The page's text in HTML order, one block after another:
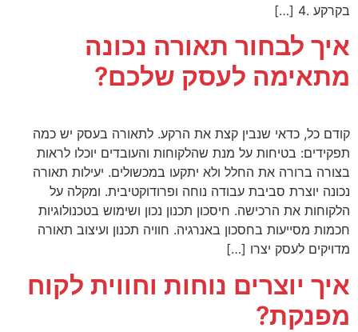
בקרקע .4 […]
איך לבחור תאורה נכונה
מתאימה לעסק שלכם?
קודם כל, כדאי שנבין קצת את הרקע. לתאורה בעסק יש כמה
תפקידים: בטיחות על מנת שהלקוחות והעובדים יוכלו לראות
בצורה ברורה את החלל ולא יתקעו במכשולים. יעילות תאורה
נכונה יוצרת סביבת עבודה נוחה ופרודוקטיבית. ומקלה על
הלקוחות את הרכישה. חיסכון תכנון נכון ושימוש בטכנולוגיות
חכמות מסייעות בחסכון באנרגיה. חוויה תכנון ועיצוב תאורה
מדויקים לעסק יצרו […]
איך יוצרים נוחות וחווית לקוח
מפנקת?